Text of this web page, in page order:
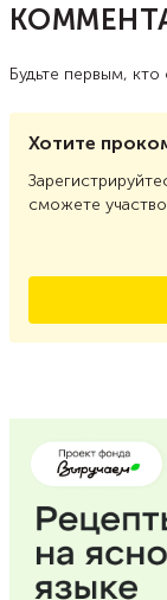
Будьте первым,
Хотите
сможете